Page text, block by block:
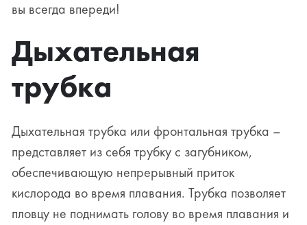
вы всегда впереди!
Дыхательная
трубка
Дыхательная трубка или фронтальная трубка –
представляет из себя трубку с загубником,
обеспечивающую непрерывный приток
кислорода во время плавания. Трубка позволяет
пловцу не поднимать голову во время плавания и